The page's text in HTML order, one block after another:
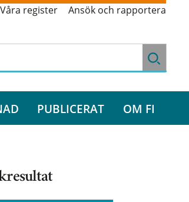
Våra register Ansök och rapportera
PUBLICERAT OM FI